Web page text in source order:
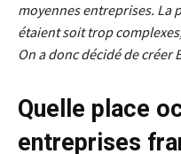
moyennes entreprises. La
étaient soit trop
On a donc décidé de créer
Quelle place
entreprises